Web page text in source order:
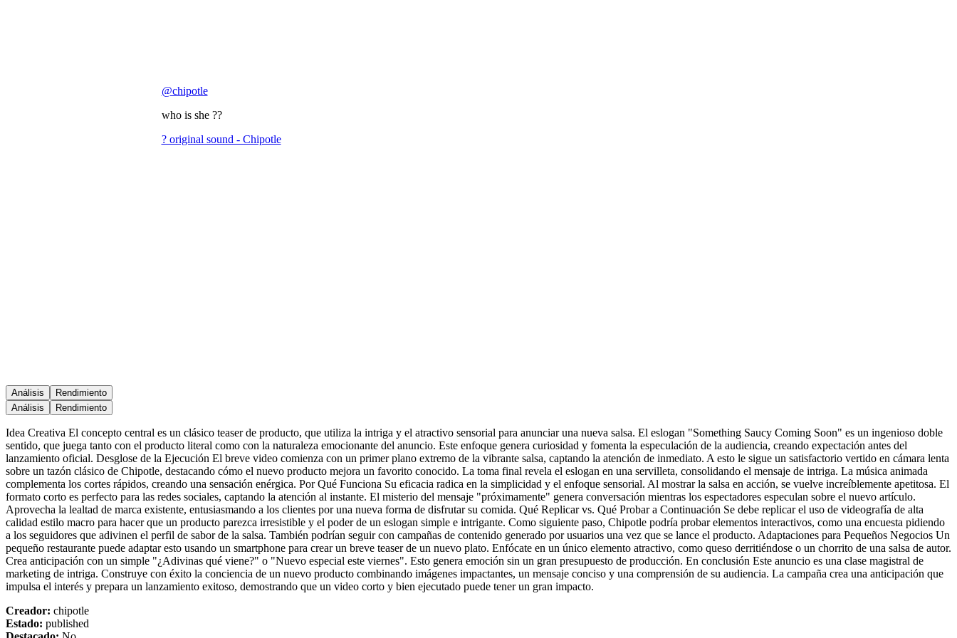
@chipotle
who is she ??
? original sound - Chipotle
Análisis
Rendimiento
Análisis
Rendimiento
Idea Creativa El concepto central es un clásico teaser de producto, que utiliza la intriga y el atractivo sensorial para anunciar una nueva salsa. El eslogan "Something Saucy Coming Soon" es un ingenioso doble
sentido, que juega tanto con el producto literal como con la naturaleza emocionante del anuncio. Este enfoque genera curiosidad y fomenta la especulación de la audiencia, creando expectación antes del
lanzamiento oficial. Desglose de la Ejecución El breve video comienza con un primer plano extremo de la vibrante salsa, captando la atención de inmediato. A esto le sigue un satisfactorio vertido en cámara lenta
sobre un tazón clásico de Chipotle, destacando cómo el nuevo producto mejora un favorito conocido. La toma final revela el eslogan en una servilleta, consolidando el mensaje de intriga. La música animada
complementa los cortes rápidos, creando una sensación enérgica. Por Qué Funciona Su eficacia radica en la simplicidad y el enfoque sensorial. Al mostrar la salsa en acción, se vuelve increíblemente apetitosa. El
formato corto es perfecto para las redes sociales, captando la atención al instante. El misterio del mensaje "próximamente" genera conversación mientras los espectadores especulan sobre el nuevo artículo.
Aprovecha la lealtad de marca existente, entusiasmando a los clientes por una nueva forma de disfrutar su comida. Qué Replicar vs. Qué Probar a Continuación Se debe replicar el uso de videografía de alta
calidad estilo macro para hacer que un producto parezca irresistible y el poder de un eslogan simple e intrigante. Como siguiente paso, Chipotle podría probar elementos interactivos, como una encuesta pidiendo
a los seguidores que adivinen el perfil de sabor de la salsa. También podrían seguir con campañas de contenido generado por usuarios una vez que se lance el producto. Adaptaciones para Pequeños Negocios Un
pequeño restaurante puede adaptar esto usando un smartphone para crear un breve teaser de un nuevo plato. Enfócate en un único elemento atractivo, como queso derritiéndose o un chorrito de una salsa de autor.
Crea anticipación con un simple "¿Adivinas qué viene?" o "Nuevo especial este viernes". Esto genera emoción sin un gran presupuesto de producción. En conclusión Este anuncio es una clase magistral de
marketing de intriga. Construye con éxito la conciencia de un nuevo producto combinando imágenes impactantes, un mensaje conciso y una comprensión de su audiencia. La campaña crea una anticipación que
impulsa el interés y prepara un lanzamiento exitoso, demostrando que un video corto y bien ejecutado puede tener un gran impacto.
Creador: chipotle
Estado: published